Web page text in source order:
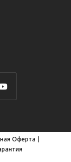
Оферта